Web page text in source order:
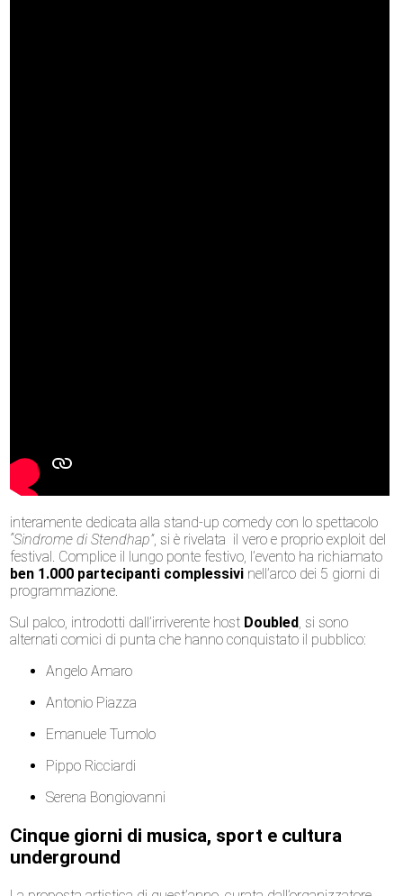
interamente dedicata alla stand-up comedy con lo spettacolo
“Sindrome di Stendhap”, si è rivelata il vero e proprio exploit del
festival. Complice il lungo ponte festivo, l’evento ha richiamato
ben 1.000 partecipanti complessivi nell’arco dei 5 giorni di
programmazione.
Sul palco, introdotti dall’irriverente host Doubled, si sono
alternati comici di punta che hanno conquistato il pubblico:
Angelo Amaro
Antonio Piazza
Emanuele Tumolo
Pippo Ricciardi
Serena Bongiovanni
Cinque giorni di musica, sport e cultura
underground